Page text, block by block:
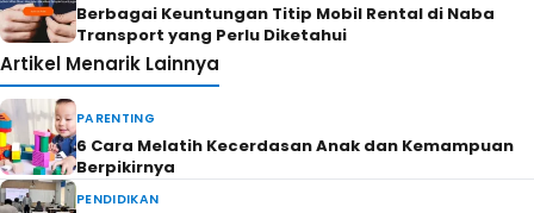
Berbagai Keuntungan Titip Mobil Rental di Naba
Transport yang Perlu Diketahui
Artikel Menarik Lainnya
PARENTING
6 Cara Melatih Kecerdasan Anak dan Kemampuan
Berpikirnya
PENDIDIKAN